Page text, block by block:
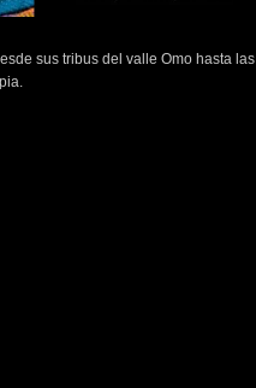
sus tribus del valle Omo hasta las